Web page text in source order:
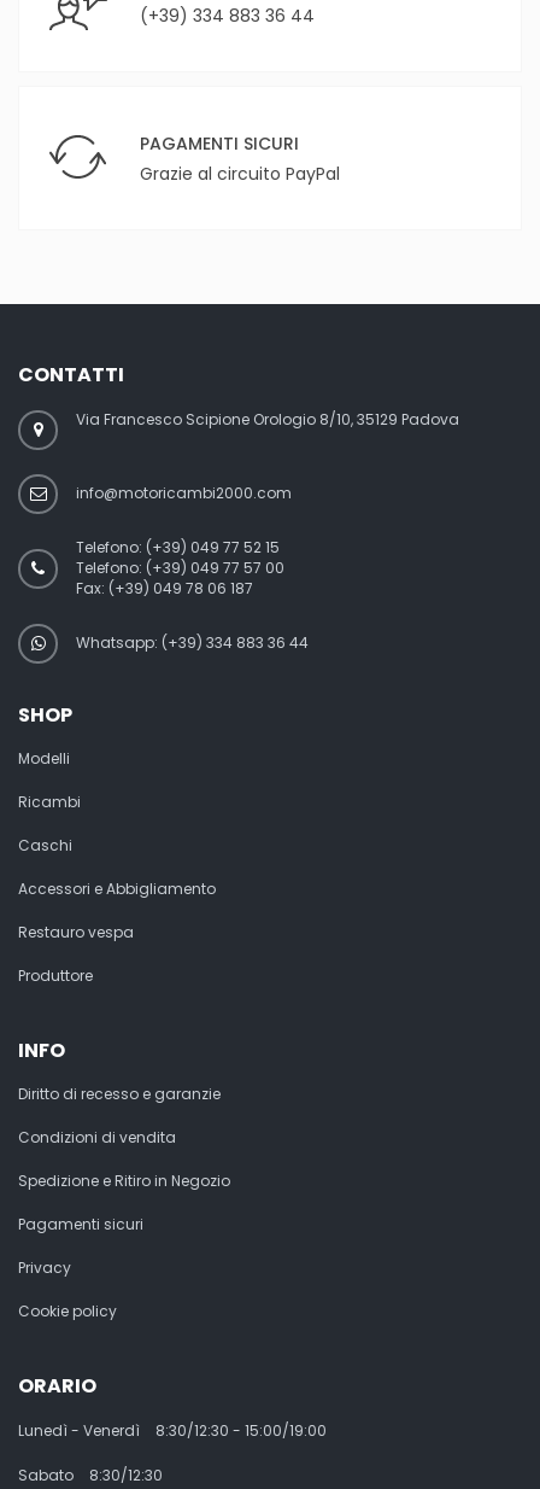
(+39) 334 883 36 44
PAGAMENTI SICURI
Grazie al circuito PayPal
CONTATTI
Via Francesco Scipione Orologio 8/10, 35129 Padova
info@motoricambi2000.com
Telefono: (+39) 049 77 52 15
Telefono: (+39) 049 77 57 00
Fax: (+39) 049 78 06 187
Whatsapp: (+39) 334 883 36 44
SHOP
Modelli
Ricambi
Caschi
Accessori e Abbigliamento
Restauro vespa
Produttore
INFO
Diritto di recesso e garanzie
Condizioni di vendita
Spedizione e Ritiro in Negozio
Pagamenti sicuri
Privacy
Cookie policy
ORARIO
Lunedì - Venerdì 8:30/12:30 - 15:00/19:00
Sabato 8:30/12:30